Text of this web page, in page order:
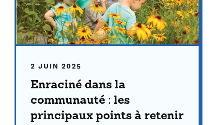
2 JUIN 2025
Enraciné dans la
communauté : les
principaux points à retenir